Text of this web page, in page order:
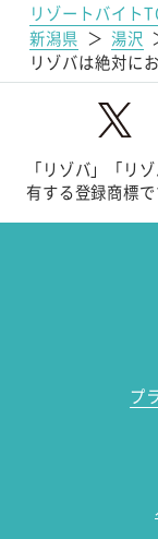
リゾートバイト
新潟県 ＞ 湯沢
リゾバは絶対に
「リゾバ」「リ
有する登録商標で
プ